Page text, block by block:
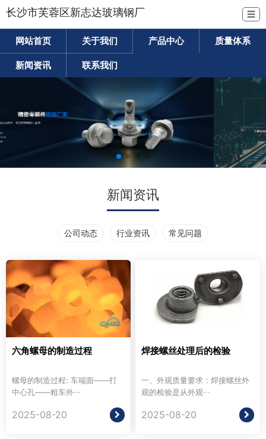
长沙市芙蓉区新志达玻璃钢厂 ☰
网站首页 关于我们 产品中心 质量体系
新闻资讯 联系我们
新闻资讯
公司动态 行业资讯 常见问题
六角螺母的制造过程
螺母的制造过程: 车端面——打
中心孔——粗车外···
2025-08-20
焊接螺丝处理后的检验
一、外观质量要求：焊接螺丝外
观的检验是从外观···
2025-08-20